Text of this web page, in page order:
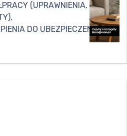
(UPRAWNIENIA,
DO UBEZPIECZENIA